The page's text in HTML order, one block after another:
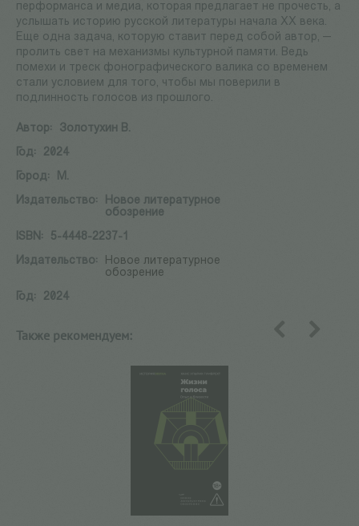
перформанса и медиа, которая предлагает не прочесть, а
услышать историю русской литературы начала ХX века.
Еще одна задача, которую ставит перед собой автор, —
пролить свет на механизмы культурной памяти. Ведь
помехи и треск фонографического валика со временем
стали условием для того, чтобы мы поверили в
подлинность голосов из прошлого.
Автор:
Золотухин В.
Год:
2024
Город:
М.
Издательство:
Новое литературное
обозрение
ISBN:
5-4448-2237-1
Издательство:
Новое литературное
обозрение
Год:
2024
Также рекомендуем: